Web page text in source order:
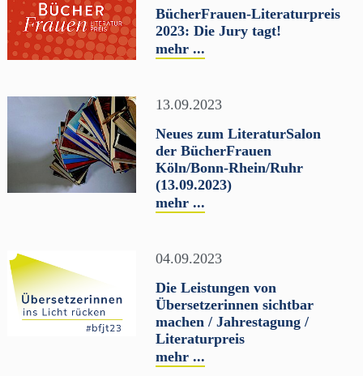
BücherFrauen-Literaturpreis
2023: Die Jury tagt!
mehr ...
13.09.2023
Neues zum LiteraturSalon
der BücherFrauen
Köln/Bonn-Rhein/Ruhr
(13.09.2023)
mehr ...
04.09.2023
Die Leistungen von
Übersetzerinnen sichtbar
machen / Jahrestagung /
Literaturpreis
mehr ...